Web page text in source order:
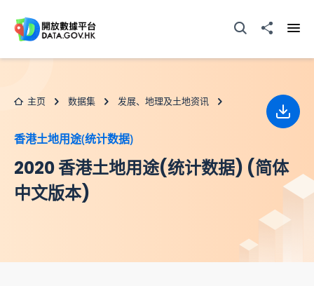
打开搜寻器分享至
主页 数据集 发展、地理及土地资讯
香港土地用途(统计数据)
2020 香港土地用途(统计数据) (简体
中文版本)
下载